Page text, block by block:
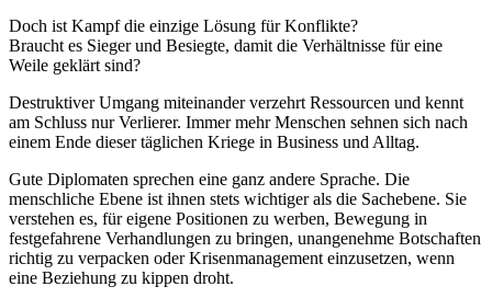
Doch ist Kampf die einzige Lösung für Konflikte?
Braucht es Sieger und Besiegte, damit die Verhältnisse für eine
Weile geklärt sind?
Destruktiver Umgang miteinander verzehrt Ressourcen und kennt
am Schluss nur Verlierer. Immer mehr Menschen sehnen sich nach
einem Ende dieser täglichen Kriege in Business und Alltag.
Gute Diplomaten sprechen eine ganz andere Sprache. Die
menschliche Ebene ist ihnen stets wichtiger als die Sachebene. Sie
verstehen es, für eigene Positionen zu werben, Bewegung in
festgefahrene Verhandlungen zu bringen, unangenehme Botschaften
richtig zu verpacken oder Krisenmanagement einzusetzen, wenn
eine Beziehung zu kippen droht.